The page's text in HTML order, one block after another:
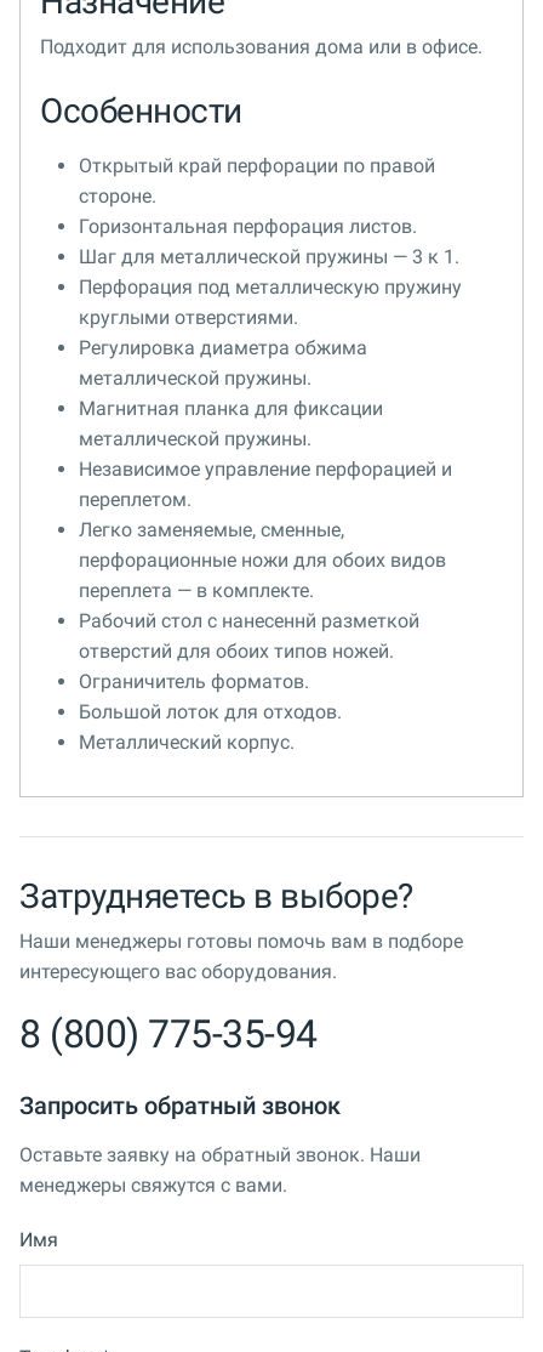
Подходит для использования дома или в офисе.
Особенности
Открытый край перфорации по правой
стороне.
Горизонтальная перфорация листов.
Шаг для металлической пружины — 3 к 1.
Перфорация под металлическую пружину
круглыми отверстиями.
Регулировка диаметра обжима
металлической пружины.
Магнитная планка для фиксации
металлической пружины.
Независимое управление перфорацией и
переплетом.
Легко заменяемые, сменные,
перфорационные ножи для обоих видов
переплета — в комплекте.
Рабочий стол с нанесеннй разметкой
отверстий для обоих типов ножей.
Ограничитель форматов.
Большой лоток для отходов.
Металлический корпус.
Затрудняетесь в выборе?
Наши менеджеры готовы помочь вам в подборе
интересующего вас оборудования.
8 (800) 775-35-94
Запросить обратный звонок
Оставьте заявку на обратный звонок. Наши
менеджеры свяжутся с вами.
Имя